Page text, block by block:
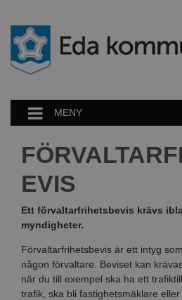
MENY
EVIS
Ett förvaltarfrihetsbevis krävs
myndigheter.
Förvaltarfrihetsbevis är ett intyg
någon förvaltare. Beviset kan
när du till exempel ska ha ett
trafik, ska bli fastighetsmäklare